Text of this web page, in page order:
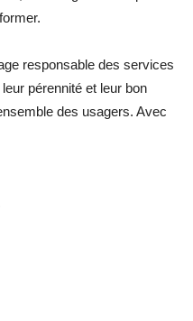
responsable des services
pérennité et leur bon
des usagers. Avec